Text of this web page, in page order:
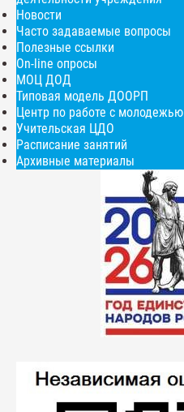
Новости
Часто задаваемые вопросы
Полезные ссылки
On-line опросы
МОЦ ДОД
Типовая модель ДООРП
Центр по работе с молодежью
Учительская ЦДО
Расписание занятий
Архивные материалы